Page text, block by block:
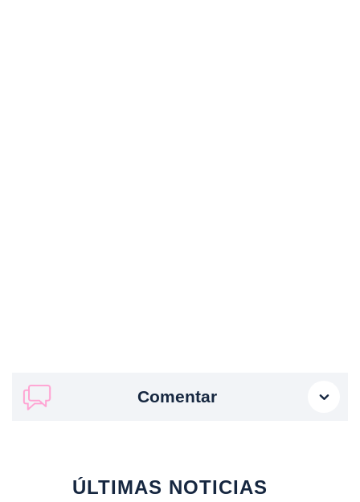
Comentar
ÚLTIMAS NOTICIAS